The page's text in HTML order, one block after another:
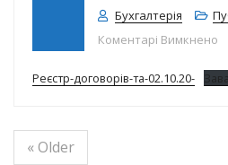
Бухгалтерія
Коментарі Вимкнено
Реєстр-договорів-та-02.10.20-
« Older